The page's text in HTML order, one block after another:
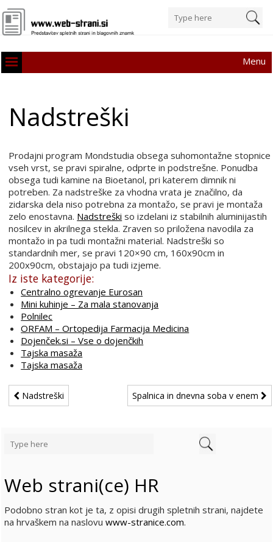
Menu
Nadstreški
Prodajni program Mondstudia obsega suhomontažne stopnice
vseh vrst, se pravi spiralne, odprte in podstrešne. Ponudba
obsega tudi kamine na Bioetanol, pri katerem dimnik ni
potreben. Za nadstreške za vhodna vrata je značilno, da
zidarska dela niso potrebna za montažo, se pravi je montaža
zelo enostavna. Nadstreški so izdelani iz stabilnih aluminijastih
nosilcev in akrilnega stekla. Zraven so priložena navodila za
montažo in pa tudi montažni material. Nadstreški so
standardnih mer, se pravi 120×90 cm, 160x90cm in
200x90cm, obstajajo pa tudi izjeme.
Iz iste kategorije:
Centralno ogrevanje Eurosan
Mini kuhinje – Za mala stanovanja
Polnilec
ORFAM – Ortopedija Farmacija Medicina
Dojenček.si – Vse o dojenčkih
Tajska masaža
Tajska masaža
Nadstreški Spalnica in dnevna soba v enem
Web strani(ce) HR
Podobno stran kot je ta, z opisi drugih spletnih strani, najdete
na hrvaškem na naslovuwww-stranice.com.